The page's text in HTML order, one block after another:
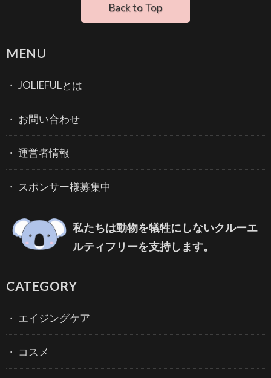
Back to Top
MENU
JOLIEFULとは
お問い合わせ
運営者情報
スポンサー様募集中
私たちは動物を犠牲にしないクルーエ
ルティフリーを支持します。
CATEGORY
エイジングケア
コスメ